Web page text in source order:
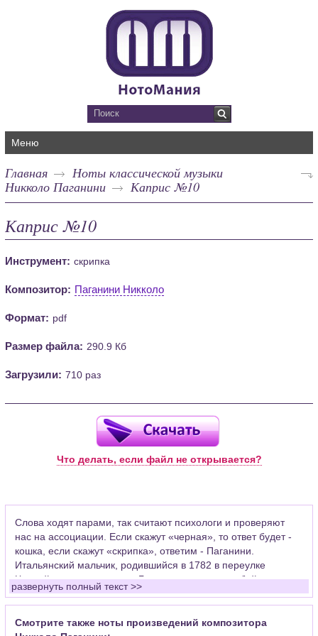
Меню
Главная
Ноты классической музыки
Никколо Паганини
Каприс №10
Каприс №10
Инструмент: скрипка
Композитор: Паганини Никколо
Формат: pdf
Размер файла: 290.9 Кб
Загрузили: 710 раз
Что делать, если файл не открывается?
Слова ходят парами, так считают психологи и проверяют
нас на ассоциации. Если скажут «черная», то ответ будет -
кошка, если скажут «скрипка», ответим - Паганини.
Итальянский мальчик, родившийся в 1782 в переулке
Черной кошки на окраине Генуи, закрепил за собой в
человеческом подсознании музыкальный инструмент, на
котором играли миллионы и продолжают играть сейчас во
всех подъездах элитных домов. Уже больше двухсот лет при
развернуть полный текст >>
Смотрите также ноты произведений композитора